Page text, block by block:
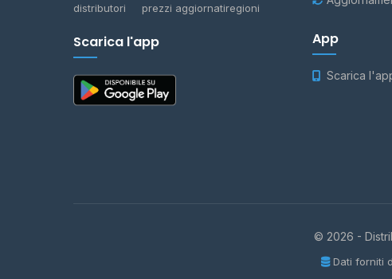
distributori prezzi aggiornatiregioni
Scarica l'app App
Scarica
© 2026 -
Dati forniti